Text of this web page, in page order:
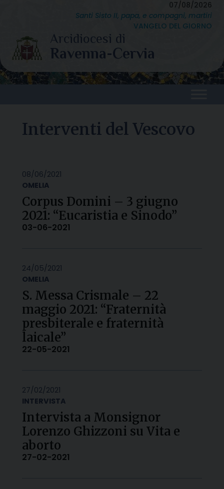
content
07/08/2026
Santi Sisto II, papa, e compagni, martiri
VANGELO DEL GIORNO
Interventi del Vescovo
08/06/2021
OMELIA
Corpus Domini – 3 giugno
2021: “Eucaristia e Sinodo”
03-06-2021
24/05/2021
OMELIA
S. Messa Crismale – 22
maggio 2021: “Fraternità
presbiterale e fraternità
laicale”
22-05-2021
27/02/2021
INTERVISTA
Intervista a Monsignor
Lorenzo Ghizzoni su Vita e
aborto
27-02-2021